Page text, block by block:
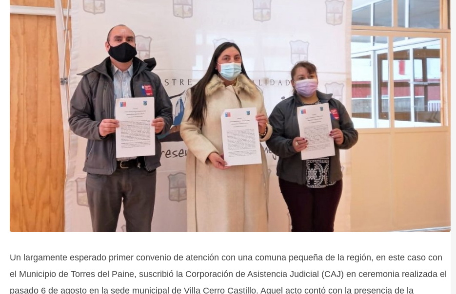
Un largamente esperado primer convenio de atención con una comuna pequeña de la región, en este caso con
el Municipio de Torres del Paine, suscribió la Corporación de Asistencia Judicial (CAJ) en ceremonia realizada el
pasado 6 de agosto en la sede municipal de Villa Cerro Castillo. Aquel acto contó con la presencia de la